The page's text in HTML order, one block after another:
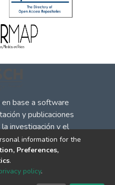
base a software
y publicaciones
investigación y el
la competencia, la
al consumidor, para
y académico.
© 2002-2026
information for the
Preferences,
.
policy.